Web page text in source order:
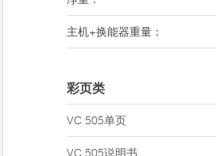
主机+换能器重量：
彩页类
VC 505单页
VC 505说明书